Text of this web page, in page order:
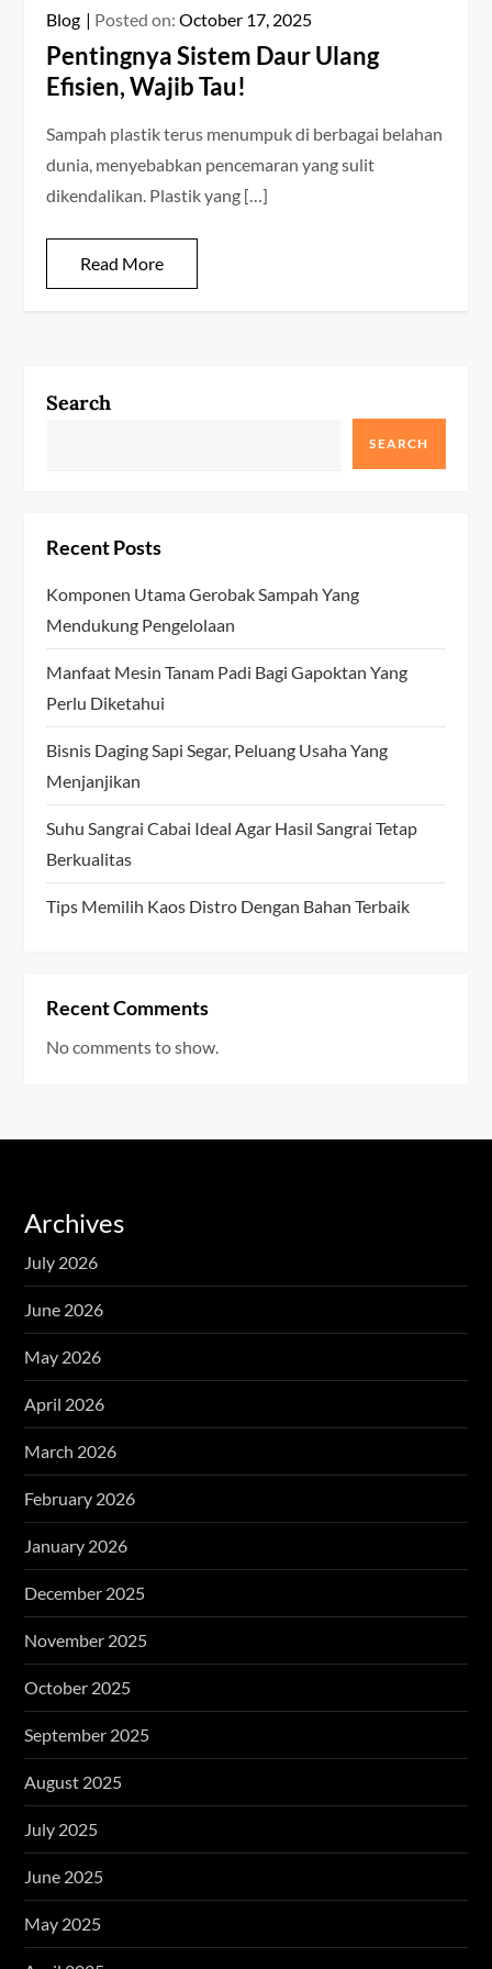
Blog Posted on:October 17, 2025
Pentingnya Sistem Daur Ulang
Efisien, Wajib Tau!
Sampah plastik terus menumpuk di berbagai belahan
dunia, menyebabkan pencemaran yang sulit
dikendalikan. Plastik yang […]
Read More
Search
SEARCH
Recent Posts
Komponen Utama Gerobak Sampah Yang
Mendukung Pengelolaan
Manfaat Mesin Tanam Padi Bagi Gapoktan Yang
Perlu Diketahui
Bisnis Daging Sapi Segar, Peluang Usaha Yang
Menjanjikan
Suhu Sangrai Cabai Ideal Agar Hasil Sangrai Tetap
Berkualitas
Tips Memilih Kaos Distro Dengan Bahan Terbaik
Recent Comments
No comments to show.
Archives
July 2026
June 2026
May 2026
April 2026
March 2026
February 2026
January 2026
December 2025
November 2025
October 2025
September 2025
August 2025
July 2025
June 2025
May 2025